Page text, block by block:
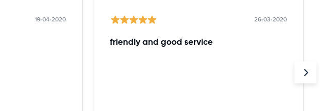
19-04-2020 26-03-2020
friendly and good service